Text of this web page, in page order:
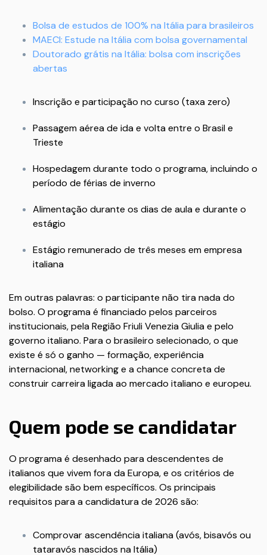
Bolsa de estudos de 100% na Itália para brasileiros
MAECI: Estude na Itália com bolsa governamental
Doutorado grátis na Itália: bolsa com inscrições
abertas
Inscrição e participação no curso (taxa zero)
Passagem aérea de ida e volta entre o Brasil e
Trieste
Hospedagem durante todo o programa, incluindo o
período de férias de inverno
Alimentação durante os dias de aula e durante o
estágio
Estágio remunerado de três meses em empresa
italiana
Em outras palavras: o participante não tira nada do
bolso. O programa é financiado pelos parceiros
institucionais, pela Região Friuli Venezia Giulia e pelo
governo italiano. Para o brasileiro selecionado, o que
existe é só o ganho — formação, experiência
internacional, networking e a chance concreta de
construir carreira ligada ao mercado italiano e europeu.
Quem pode se candidatar
O programa é desenhado para descendentes de
italianos que vivem fora da Europa, e os critérios de
elegibilidade são bem específicos. Os principais
requisitos para a candidatura de 2026 são:
Comprovar ascendência italiana (avós, bisavós ou
tataravós nascidos na Itália)